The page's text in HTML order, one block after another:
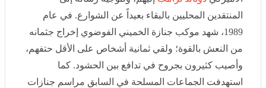
الفوضوي إخراج جثمانه من النعش بالقوة؛ ولقي ثمانية
أشخاص على الأقل حتفهم، وأصيب كثيرون بجروح في تدافع
بين الحشود. كما استهدفت الجماعات المسلحة في السابق
أسفر هجوم لتنظيم الدولة الإسلامية على تجمع حاشد لإحياء